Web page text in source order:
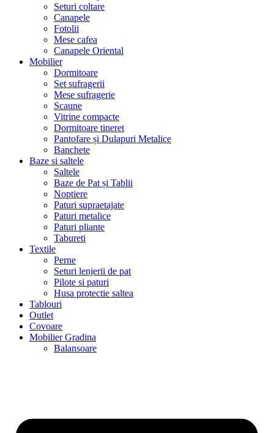
Seturi coltare
Canapele
Fotolii
Mese cafea
Canapele Oriental
Mobilier
Dormitoare
Set sufragerii
Mese sufragerie
Scaune
Vitrine compacte
Dormitoare tineret
Pantofare și Dulapuri Metalice
Banchete
Baze si saltele
Saltele
Baze de Pat și Tablii
Noptiere
Paturi supraetajate
Paturi metalice
Paturi pliante
Tabureti
Textile
Perne
Seturi lenjerii de pat
Pilote si paturi
Husa protectie saltea
Tablouri
Outlet
Covoare
Mobilier Gradina
Balansoare